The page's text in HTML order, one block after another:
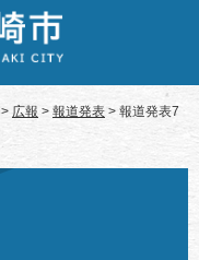
> 広報 > 報道発表 > 報道発表7